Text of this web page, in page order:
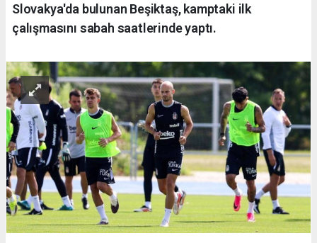
Slovakya'da bulunan Beşiktaş, kamptaki ilk
çalışmasını sabah saatlerinde yaptı.